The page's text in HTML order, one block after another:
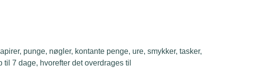
punge, nøgler, kontante penge, ure, smykker, tasker,
7 dage, hvorefter det overdrages til